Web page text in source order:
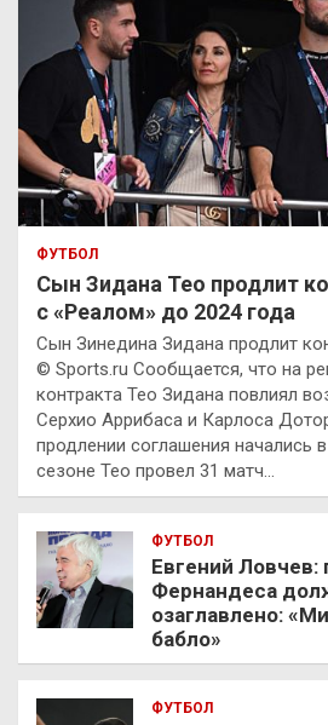
ФУТБОЛ
Сын Зидана Тео продлит
с «Реалом» до 2024 года
Сын Зинедина Зидана продлит
© Sports.ru Сообщается, что на
контракта Тео Зидана повлиял
Серхио Аррибаса и Карлоса
продлении соглашения начались
сезоне Тео провел 31 матч…
ФУТБОЛ
Евгений Ловчев:
Фернандеса
озаглавлено:
бабло»
ФУТБОЛ